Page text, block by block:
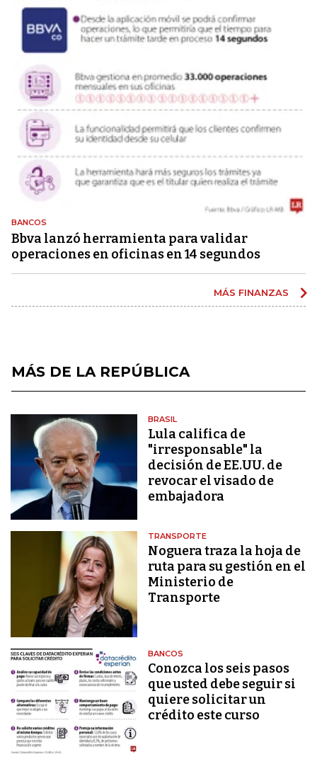
BANCOS
Bbva lanzó herramienta para validar
operaciones en oficinas en 14 segundos
MÁS FINANZAS
MÁS DE LA REPÚBLICA
BRASIL
Lula califica de
"irresponsable" la
decisión de EE.UU. de
revocar el visado de
embajadora
TRANSPORTE
Noguera traza la hoja de
ruta para su gestión en el
Ministerio de
Transporte
BANCOS
Conozca los seis pasos
que usted debe seguir si
quiere solicitar un
crédito este curso